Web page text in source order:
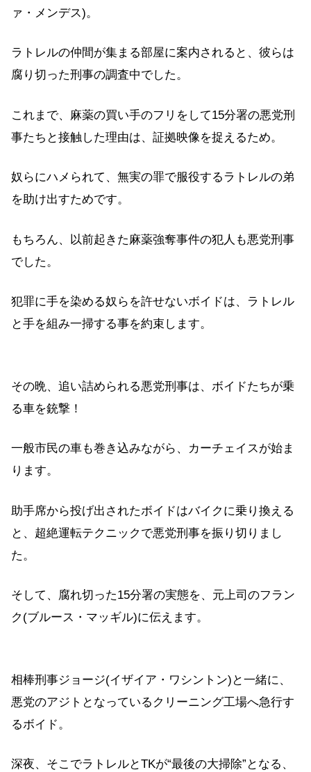
ァ・メンデス)。
ラトレルの仲間が集まる部屋に案内されると、彼らは
腐り切った刑事の調査中でした。
これまで、麻薬の買い手のフリをして15分署の悪党刑
事たちと接触した理由は、証拠映像を捉えるため。
奴らにハメられて、無実の罪で服役するラトレルの弟
を助け出すためです。
もちろん、以前起きた麻薬強奪事件の犯人も悪党刑事
でした。
犯罪に手を染める奴らを許せないボイドは、ラトレル
と手を組み一掃する事を約束します。
その晩、追い詰められる悪党刑事は、ボイドたちが乗
る車を銃撃！
一般市民の車も巻き込みながら、カーチェイスが始ま
ります。
助手席から投げ出されたボイドはバイクに乗り換える
と、超絶運転テクニックで悪党刑事を振り切りまし
た。
そして、腐れ切った15分署の実態を、元上司のフラン
ク(ブルース・マッギル)に伝えます。
相棒刑事ジョージ(イザイア・ワシントン)と一緒に、
悪党のアジトとなっているクリーニング工場へ急行す
るボイド。
深夜、そこでラトレルとTKが“最後の大掃除”となる、